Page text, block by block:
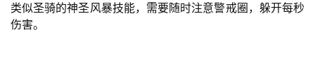
手
类似圣骑的神圣风暴技能，需要随时注意警戒圈，躲开每秒
伤害。